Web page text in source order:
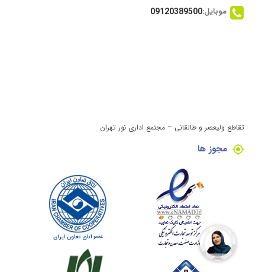
موبایل:09120389500
تقاطع ولیعصر و طالقانی – مجتمع اداری نور تهران
مجوز ها